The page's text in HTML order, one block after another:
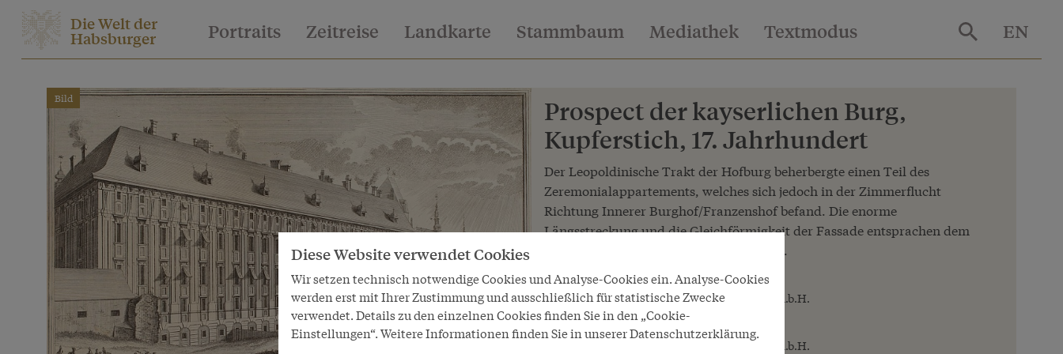
Die Welt der
Habsburger Portraits Zeitreise Landkarte Stammbaum Mediathek Textmodus EN
Bild
Prospect der kayserlichen Burg,
Kupferstich, 17. Jahrhundert
Der Leopoldinische Trakt der Hofburg beherbergte einen Teil des
Zeremonialappartements, welches sich jedoch in der Zimmerflucht
Richtung Innerer Burghof/Franzenshof befand. Die enorme
Längsstreckung und die Gleichförmigkeit der Fassade entsprachen dem
frühbarocken Ideal von Monumentalität.
Copyright
Schloß Schönbrunn Kultur- und Betriebsges.m.b.H.
LeihgeberIn
Schloß Schönbrunn Kultur- und Betriebsges.m.b.H.
Diese Website verwendet Cookies
Wir setzen technisch notwendige Cookies und Analyse-Cookies ein. Analyse-Cookies
werden erst mit Ihrer Zustimmung und ausschließlich für statistische Zwecke
verwendet. Details zu den einzelnen Cookies finden Sie in den „Cookie-
Einstellungen“. Weitere Informationen finden Sie in unserer Datenschutzerklärung.